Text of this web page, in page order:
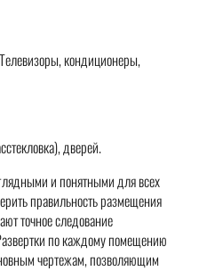
кондиционеры,
дверей.
и понятными для всех
правильность размещения
точное следование
по каждому помещению
чертежам, позволяющим